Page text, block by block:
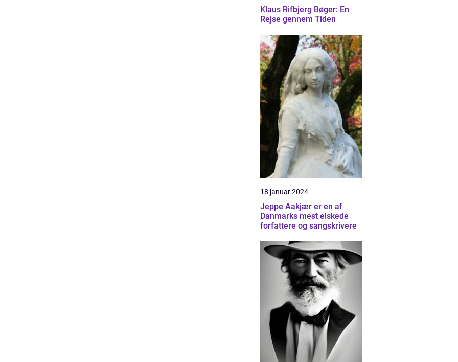
Klaus Rifbjerg Bøger: En
Rejse gennem Tiden
18 januar 2024
Jeppe Aakjær er en af
Danmarks mest elskede
forfattere og sangskrivere